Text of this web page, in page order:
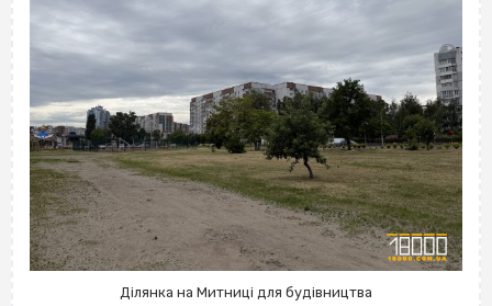
Ділянка на Митниці для будівництва